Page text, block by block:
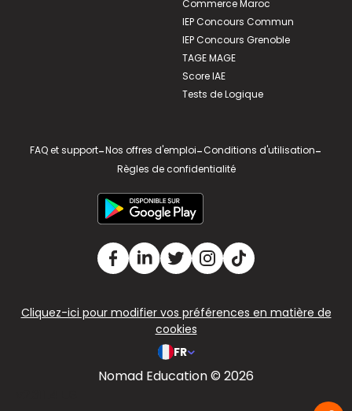
Commerce Maroc
IEP Concours Commun
IEP Concours Grenoble
TAGE MAGE
Score IAE
Tests de Logique
FAQ et support-Nos offres d'emploi-Conditions d'utilisation-
Règles de confidentialité
Cliquez-ici pour modifier vos préférences en matière de
cookies
FR
Nomad Education © 2026